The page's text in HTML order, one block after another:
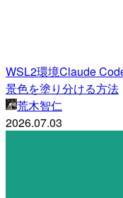
WSL2環境Claude
景色を塗り分ける方法
荒木智仁
2026.07.03